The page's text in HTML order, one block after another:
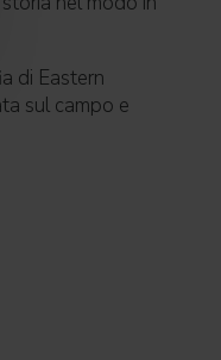
di Eastern
sul campo e